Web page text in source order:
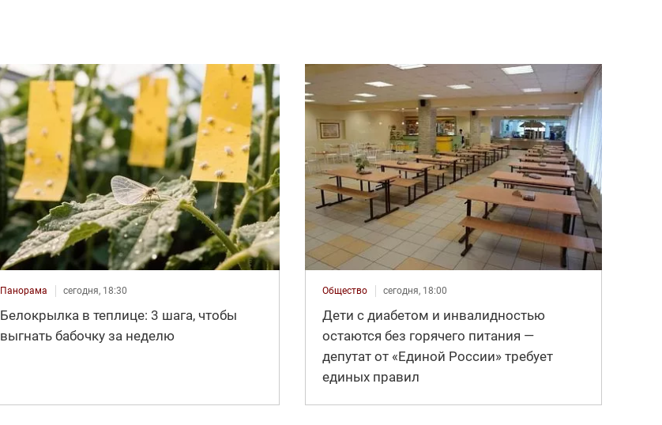
Панорама сегодня, 18:30
Белокрылка в теплице: 3 шага, чтобы
выгнать бабочку за неделю
Общество сегодня, 18:00
Дети с диабетом и инвалидностью
остаются без горячего питания —
депутат от «Единой России» требует
единых правил